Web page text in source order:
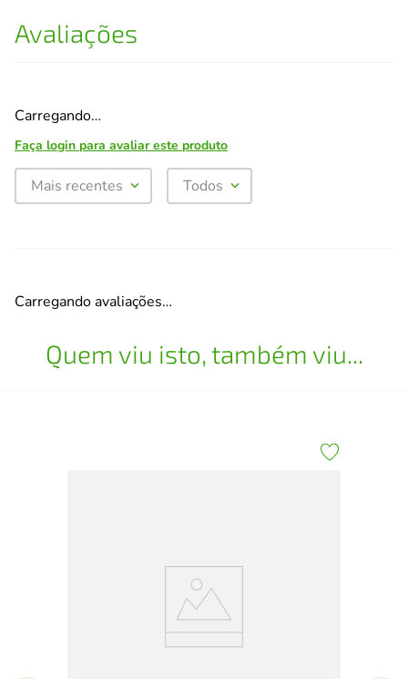
Avaliações
Carregando…
Faça login para avaliar este produto
Mais recentes Todos
Carregando avaliações…
Quem viu isto, também viu...